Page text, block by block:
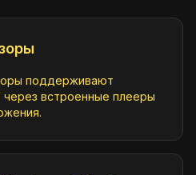
plu-61c09b48d6d979000
поддерживают
через встроенные плееры